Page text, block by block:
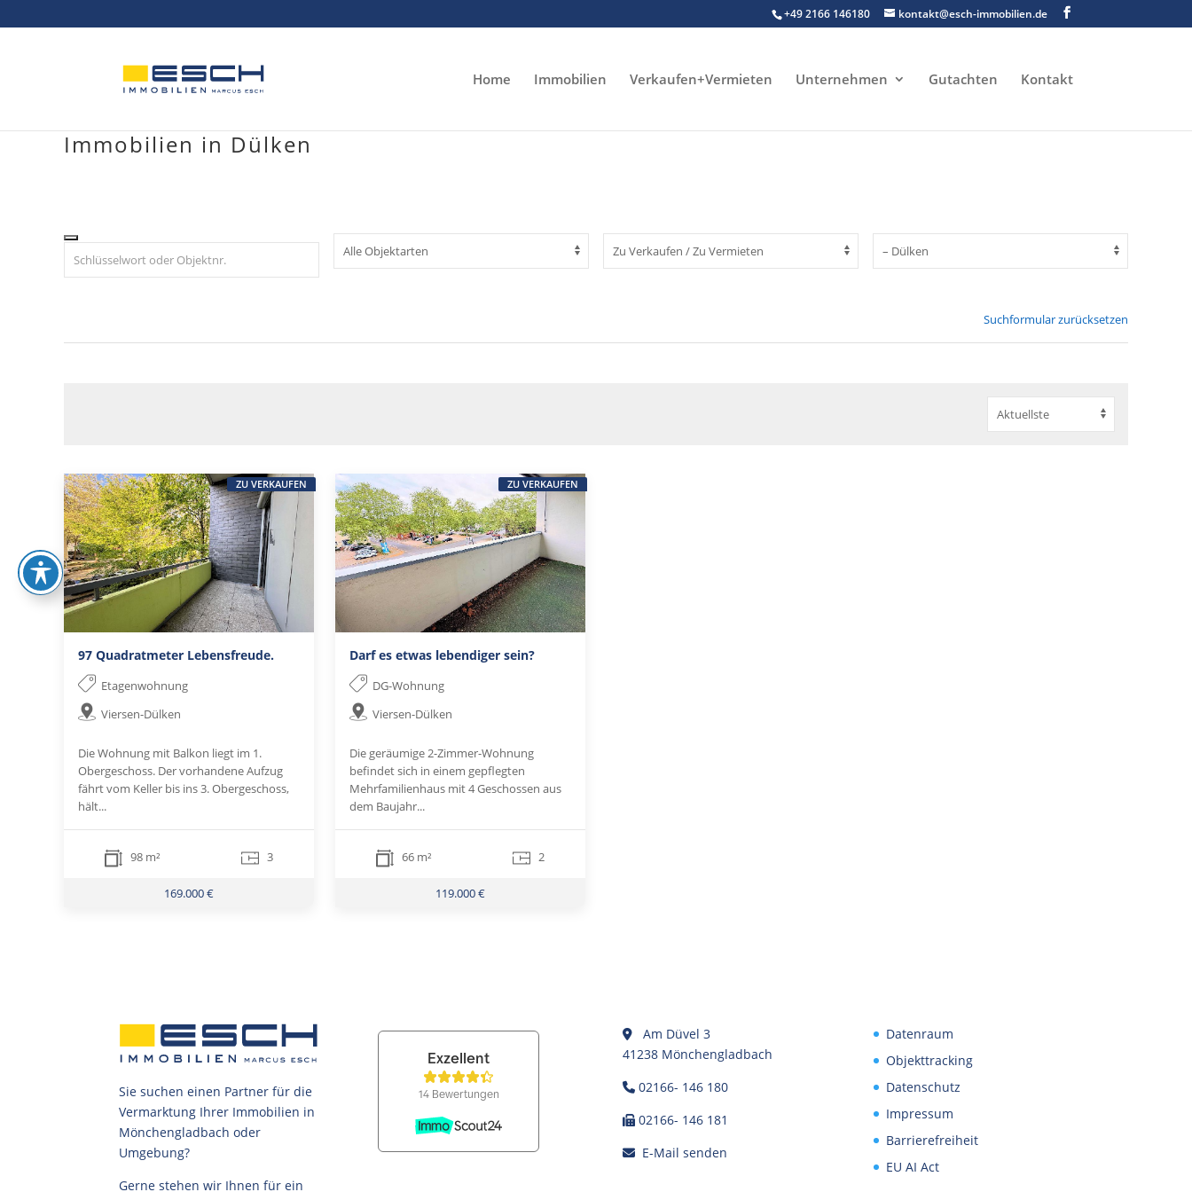
to
+49 2166 146180 kontakt@esch-immobilien.de
Home Immobilien Verkaufen+Vermieten Unternehmen Gutachten Kontakt
Immobilien in Dülken
Suchformular zurücksetzen
97 Quadratmeter Lebensfreude.
Etagenwohnung
Viersen-Dülken
Die Wohnung mit Balkon liegt im 1.
Obergeschoss. Der vorhandene Aufzug
fährt vom Keller bis ins 3. Obergeschoss,
hält...
98 m² 3
169.000 €
ZU VERKAUFEN
Darf es etwas lebendiger sein?
DG-Wohnung
Viersen-Dülken
Die geräumige 2-Zimmer-Wohnung
befindet sich in einem gepflegten
Mehrfamilienhaus mit 4 Geschossen aus
dem Baujahr...
66 m² 2
119.000 €
ZU VERKAUFEN
Sie suchen einen Partner für die
Vermarktung Ihrer Immobilien in
Mönchengladbach oder
Umgebung?
Gerne stehen wir Ihnen für ein
Am Düvel 3
41238 Mönchengladbach
02166- 146 180
02166- 146 181
E-Mail senden
Datenraum
Objekttracking
Datenschutz
Impressum
Barrierefreiheit
EU AI Act